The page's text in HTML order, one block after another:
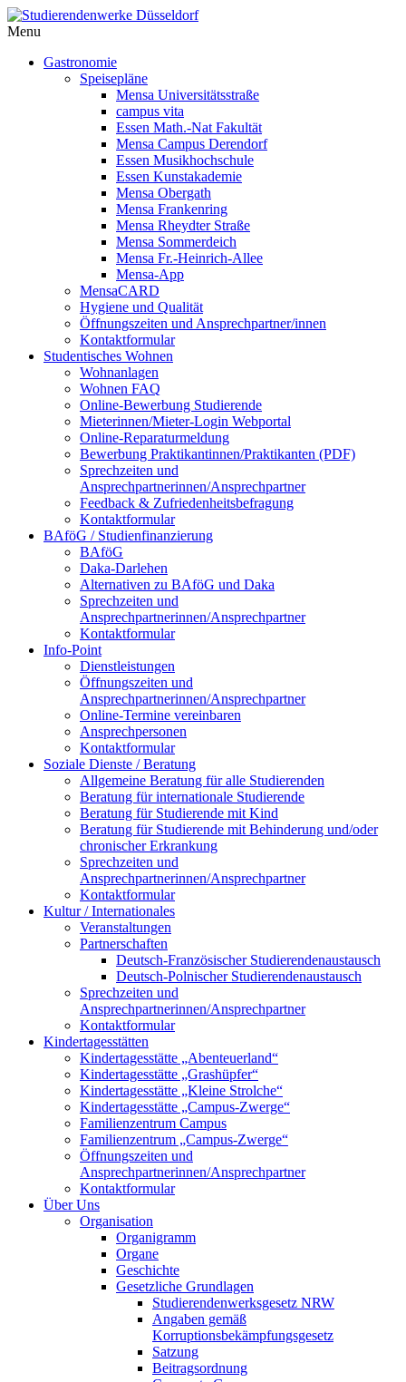
Menu
Gastronomie
Speisepläne
Mensa Universitätsstraße
campus vita
Essen Math.-Nat Fakultät
Mensa Campus Derendorf
Essen Musikhochschule
Essen Kunstakademie
Mensa Obergath
Mensa Frankenring
Mensa Rheydter Straße
Mensa Sommerdeich
Mensa Fr.-Heinrich-Allee
Mensa-App
MensaCARD
Hygiene und Qualität
Öffnungszeiten und Ansprechpartner/innen
Kontaktformular
Studentisches Wohnen
Wohnanlagen
Wohnen FAQ
Online-Bewerbung Studierende
Mieterinnen/Mieter-Login Webportal
Online-Reparaturmeldung
Bewerbung Praktikantinnen/Praktikanten (PDF)
Sprechzeiten und
Ansprechpartnerinnen/Ansprechpartner
Feedback & Zufriedenheitsbefragung
Kontaktformular
BAföG / Studienfinanzierung
BAföG
Daka-Darlehen
Alternativen zu BAföG und Daka
Sprechzeiten und
Ansprechpartnerinnen/Ansprechpartner
Kontaktformular
Info-Point
Dienstleistungen
Öffnungszeiten und
Ansprechpartnerinnen/Ansprechpartner
Online-Termine vereinbaren
Ansprechpersonen
Kontaktformular
Soziale Dienste / Beratung
Allgemeine Beratung für alle Studierenden
Beratung für internationale Studierende
Beratung für Studierende mit Kind
Beratung für Studierende mit Behinderung und/oder
chronischer Erkrankung
Sprechzeiten und
Ansprechpartnerinnen/Ansprechpartner
Kontaktformular
Kultur / Internationales
Veranstaltungen
Partnerschaften
Deutsch-Französischer Studierendenaustausch
Deutsch-Polnischer Studierendenaustausch
Sprechzeiten und
Ansprechpartnerinnen/Ansprechpartner
Kontaktformular
Kindertagesstätten
Kindertagesstätte „Abenteuerland“
Kindertagesstätte „Grashüpfer“
Kindertagesstätte „Kleine Strolche“
Kindertagesstätte „Campus-Zwerge“
Familienzentrum Campus
Familienzentrum „Campus-Zwerge“
Öffnungszeiten und
Ansprechpartnerinnen/Ansprechpartner
Kontaktformular
Über Uns
Organisation
Organigramm
Organe
Geschichte
Gesetzliche Grundlagen
Studierendenwerksgesetz NRW
Angaben gemäß
Korruptionsbekämpfungsgesetz
Satzung
Beitragsordnung